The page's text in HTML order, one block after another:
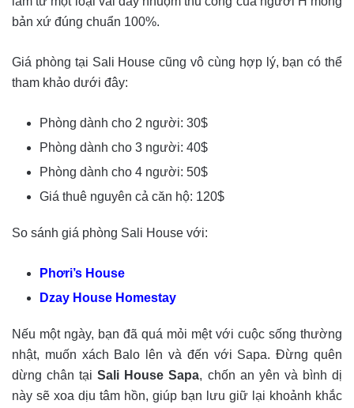
bản xứ đúng chuẩn 100%.
Giá phòng tại Sali House cũng vô cùng hợp lý, bạn có thể
tham khảo dưới đây:
Phòng dành cho 2 người: 30$
Phòng dành cho 3 người: 40$
Phòng dành cho 4 người: 50$
Giá thuê nguyên cả căn hộ: 120$
So sánh giá phòng Sali House với:
Phơri’s House
Dzay House Homestay
Nếu một ngày, bạn đã quá mỏi mệt với cuộc sống thường
nhật, muốn xách Balo lên và đến với Sapa. Đừng quên
dừng chân tạiSali House Sapa, chốn an yên và bình dị
này sẽ xoa dịu tâm hồn, giúp bạn lưu giữ lại khoảnh khắc